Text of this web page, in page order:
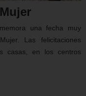
una fecha muy
Las felicitaciones
casas, en los centros